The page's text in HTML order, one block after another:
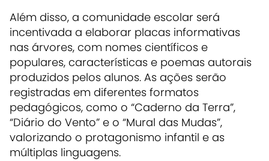
Além disso, a comunidade escolar será
incentivada a elaborar placas informativas
nas árvores, com nomes científicos e
populares, características e poemas autorais
produzidos pelos alunos. As ações serão
registradas em diferentes formatos
pedagógicos, como o “Caderno da Terra”,
“Diário do Vento” e o “Mural das Mudas”,
valorizando o protagonismo infantil e as
múltiplas linguagens.